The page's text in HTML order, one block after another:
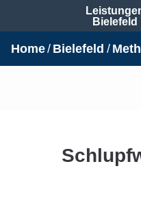
Bielefeld
Home Bielefeld